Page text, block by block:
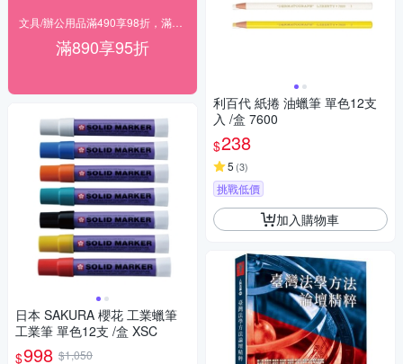
滿890享95折
日本 SAKURA 櫻花 工業蠟筆
工業筆 單色12支 /盒 XSC
$998 $1,050
利百代 紙捲 油蠟筆 單色12支
入 /盒 7600
$238
5 (3)
挑戰低價
加入購物車